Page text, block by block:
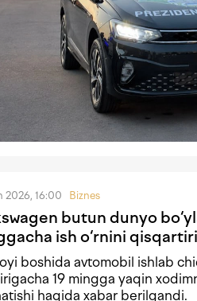
2026, 16:00 Biznes
butun dunyo
ish o‘rnini
boshida avtomobil ishlab
19 mingga yaqin
haqida xabar berilgandi.